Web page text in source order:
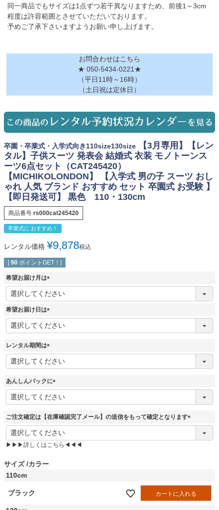
同一商品でもサイズは1点ずつ若干異なりますため、前後1～3cm
程度は許容範囲とさせていただいております。
予めご了承下さいますようお願い申し上げます。
お問合わせはこちら
★ 050-5434-0221★
（平日11時～16時）
（土日祝は定休日）
卒園・卒業式・入学式向き110size130size
【3月専用】【レン
タル】子供スーツ 発表会 結婚式 衣装 モノトーンス
ーツ6点セット（CAT245420）
【MICHIKOLONDON】 【入学式 男の子 スーツ おし
ゃれ 人気 ブランド おすすめ セット 卒園式 お受験 】
【即日発送可】 黒色 110・130cm
商品番号 rs000cat245420
卒業式に おすすめ！
レンタル価格 ¥9,878税込
[ 90 ポイントGET！]
希望お届け月は
(
必
希望お届け日は
(
必
)
レンタル期間は
(
必
)
あんしんパックに
(
必
)
ご注文確定は【在庫確認完了メール】の送信をもって確定となります
(
▶▶▶詳しくはこちら◀◀◀
サイズ カラー
110cm
ブラック カートに入れる